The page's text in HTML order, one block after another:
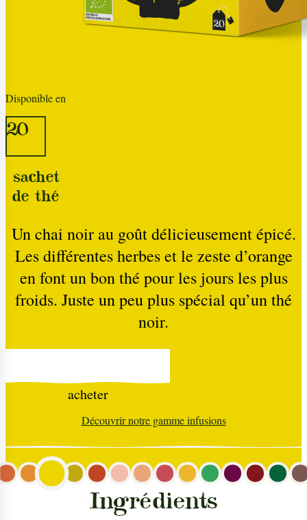
Disponible en
20
sachet
de thé
Un chai noir au goût délicieusement épicé.
Les différentes herbes et le zeste d’orange
en font un bon thé pour les jours les plus
froids. Juste un peu plus spécial qu’un thé
noir.
acheter
Découvrir notre gammeinfusions
Ingrédients